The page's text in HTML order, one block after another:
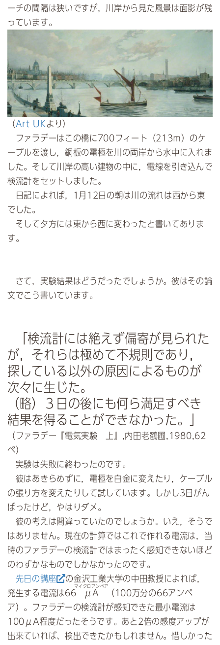
ーチの間隔は狭いですが，川岸から見た風景は面影が残
っています。
（Art UKより）
ファラデーはこの橋に700フィート（213ｍ）のケ
ーブルを渡し，銅板の電極を川の両岸から水中に入れま
した。そして川岸の高い建物の中に，電線を引き込んで
検流計をセットしました。
日記によれば，1月12日の朝は川の流れは西から東
でした。
そして夕方には東から西に変わったと書いてありま
す。
さて，実験結果はどうだったでしょうか。彼はその論
文でこう書いています。
「検流計には絶えず偏寄が見られた
が，それらは極めて不規則であり，
探している以外の原因によるものが
次々に生じた。
（略）３日の後にも何ら満足すべき
結果を得ることができなかった。」
（ファラデー『電気実験 上』,内田老鶴圃,1980,62
ぺ）
実験は失敗に終わったのです。
彼はあきらめずに，電極を白金に変えたり，ケーブル
の張り方を変えたりして試しています。しかし3日がん
ばったけど，やはりダメ。
彼の考えは間違っていたのでしょうか。いえ，そうで
はありません。現在の計算ではこれで作れる電流は，当
時のファラデーの検流計ではまったく感知できないほど
のわずかなものでしかなかったのです。
先日の講座
の金沢工業大学の中田教授によれば，
発生する電流は66
μA
マイクロアンペア
（100万分の66アンペ
ア）。ファラデーの検流計が感知できた最小電流は
100μA程度だったそうです。あと2倍の感度アップが
出来ていれば、検出できたかもしれません。惜しかった